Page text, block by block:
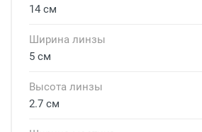
14 см
Ширина линзы
5 см
Высота линзы
2.7 см